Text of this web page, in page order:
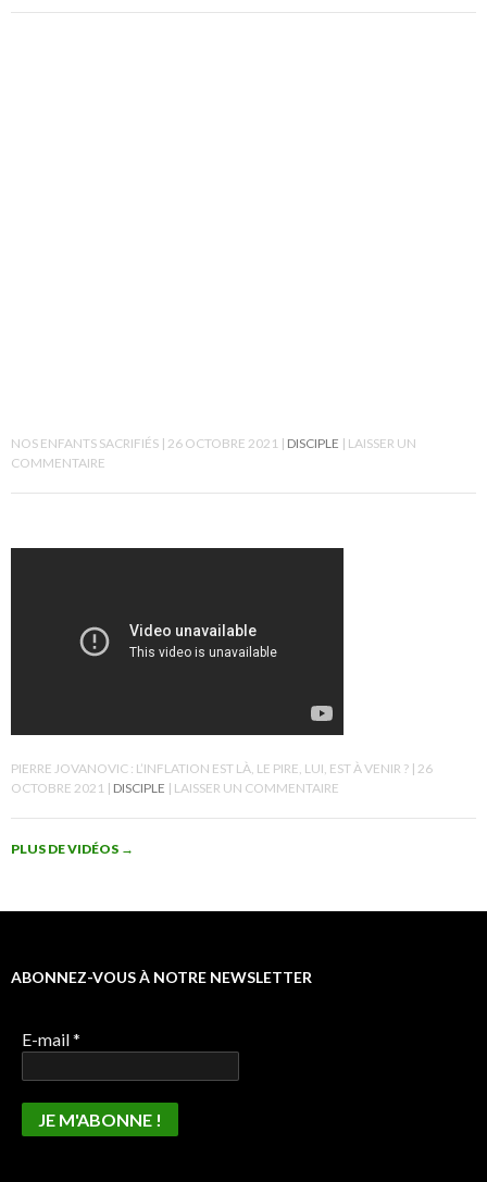
NOS ENFANTS SACRIFIÉS 26 OCTOBRE 2021 DISCIPLE
LAISSER UN
COMMENTAIRE
PIERRE JOVANOVIC : L’INFLATION EST LÀ, LE PIRE, LUI, EST À VENIR ? 26
OCTOBRE 2021 DISCIPLE LAISSER UN COMMENTAIRE
PLUS DE VIDÉOS →
ABONNEZ-VOUS À NOTRE NEWSLETTER
E-mail*